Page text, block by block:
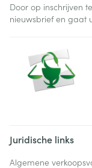
Door op inschrijven
nieuwsbrief en gaat
Juridische links
Algemene